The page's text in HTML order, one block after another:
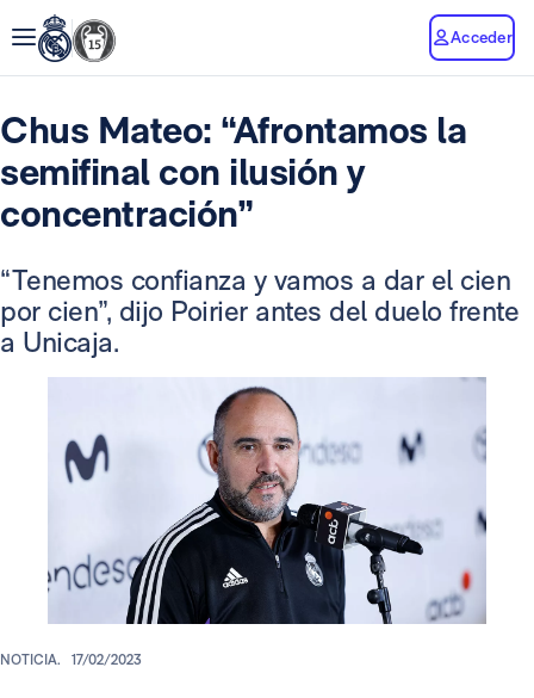
Acceder
Chus Mateo: “Afrontamos la
semifinal con ilusión y
concentración”
“Tenemos confianza y vamos a dar el cien
por cien”, dijo Poirier antes del duelo frente
a Unicaja.
NOTICIA. 17/02/2023